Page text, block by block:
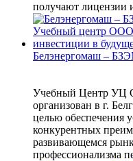
получают лицензии
Белэнергомаш –
Учебный Центр УЦ
организован в г.
целью обеспечения
конкурентных
развивающемся
профессионализма